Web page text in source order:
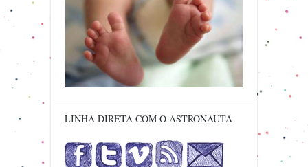
LINHA DIRETA COM O ASTRONAUTA